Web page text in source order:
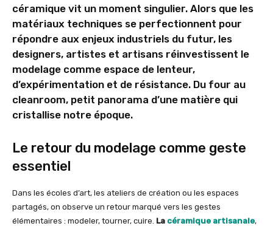
céramique vit un moment singulier. Alors que les
matériaux techniques se perfectionnent pour
répondre aux enjeux industriels du futur, les
designers, artistes et artisans réinvestissent le
modelage comme espace de lenteur,
d’expérimentation et de résistance. Du four au
cleanroom, petit panorama d’une matière qui
cristallise notre époque.
Le retour du modelage comme geste
essentiel
Dans les écoles d’art, les ateliers de création ou les espaces
partagés, on observe un retour marqué vers les gestes
élémentaires : modeler, tourner, cuire. La céramique artisanale,